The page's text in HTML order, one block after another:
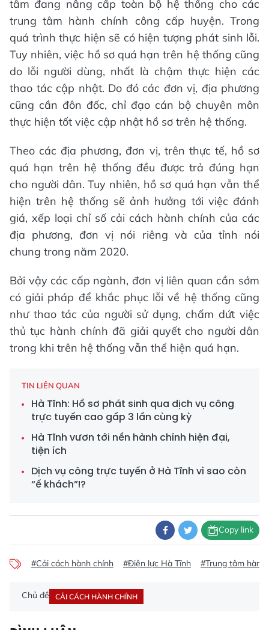
tâm đang nâng cấp toàn bộ hệ thống cho các
trung tâm hành chính công cấp huyện. Trong
quá trình thực hiện sẽ có hiện tượng phát sinh lỗi.
Tuy nhiên, việc hồ sơ quá hạn trên hệ thống cũng
do lỗi người dùng, nhất là chậm thực hiện các
thao tác cập nhật. Do đó các đơn vị, địa phương
cũng cần đôn đốc, chỉ đạo cán bộ chuyên môn
thực hiện tốt việc cập nhật hồ sơ trên hệ thống.
Theo các địa phương, đơn vị, trên thực tế, hồ sơ
quá hạn trên hệ thống đều được trả đúng hạn
cho người dân. Tuy nhiên, hồ sơ quá hạn vẫn thể
hiện trên hệ thống sẽ ảnh hưởng tới việc đánh
giá, xếp loại chỉ số cải cách hành chính của các
địa phương, đơn vị nói riêng và của tỉnh nói
chung trong năm 2020.
Bởi vậy các cấp ngành, đơn vị liên quan cần sớm
có giải pháp để khắc phục lỗi về hệ thống cũng
như thao tác của người sử dụng, chấm dứt việc
thủ tục hành chính đã giải quyết cho người dân
trong khi trên hệ thống vẫn thể hiện quá hạn.
TIN LIÊN QUAN
Hà Tĩnh: Hồ sơ phát sinh qua dịch vụ công
trực tuyến cao gấp 3 lần cùng kỳ
Hà Tĩnh vươn tới nền hành chính hiện đại,
tiện ích
Dịch vụ công trực tuyến ở Hà Tĩnh vì sao còn
“ế khách”!?
Copy link
#Cải cách hành chính #Điện lực Hà Tĩnh #Trung tâm
Chủ đề CẢI CÁCH HÀNH CHÍNH